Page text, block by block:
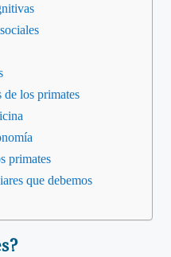
los primates
primates
que debemos